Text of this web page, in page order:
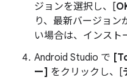
ジョンを選択し、[
り、最新バージョン
い場合は、インスト
Android Studio で
ー] をクリックし、[